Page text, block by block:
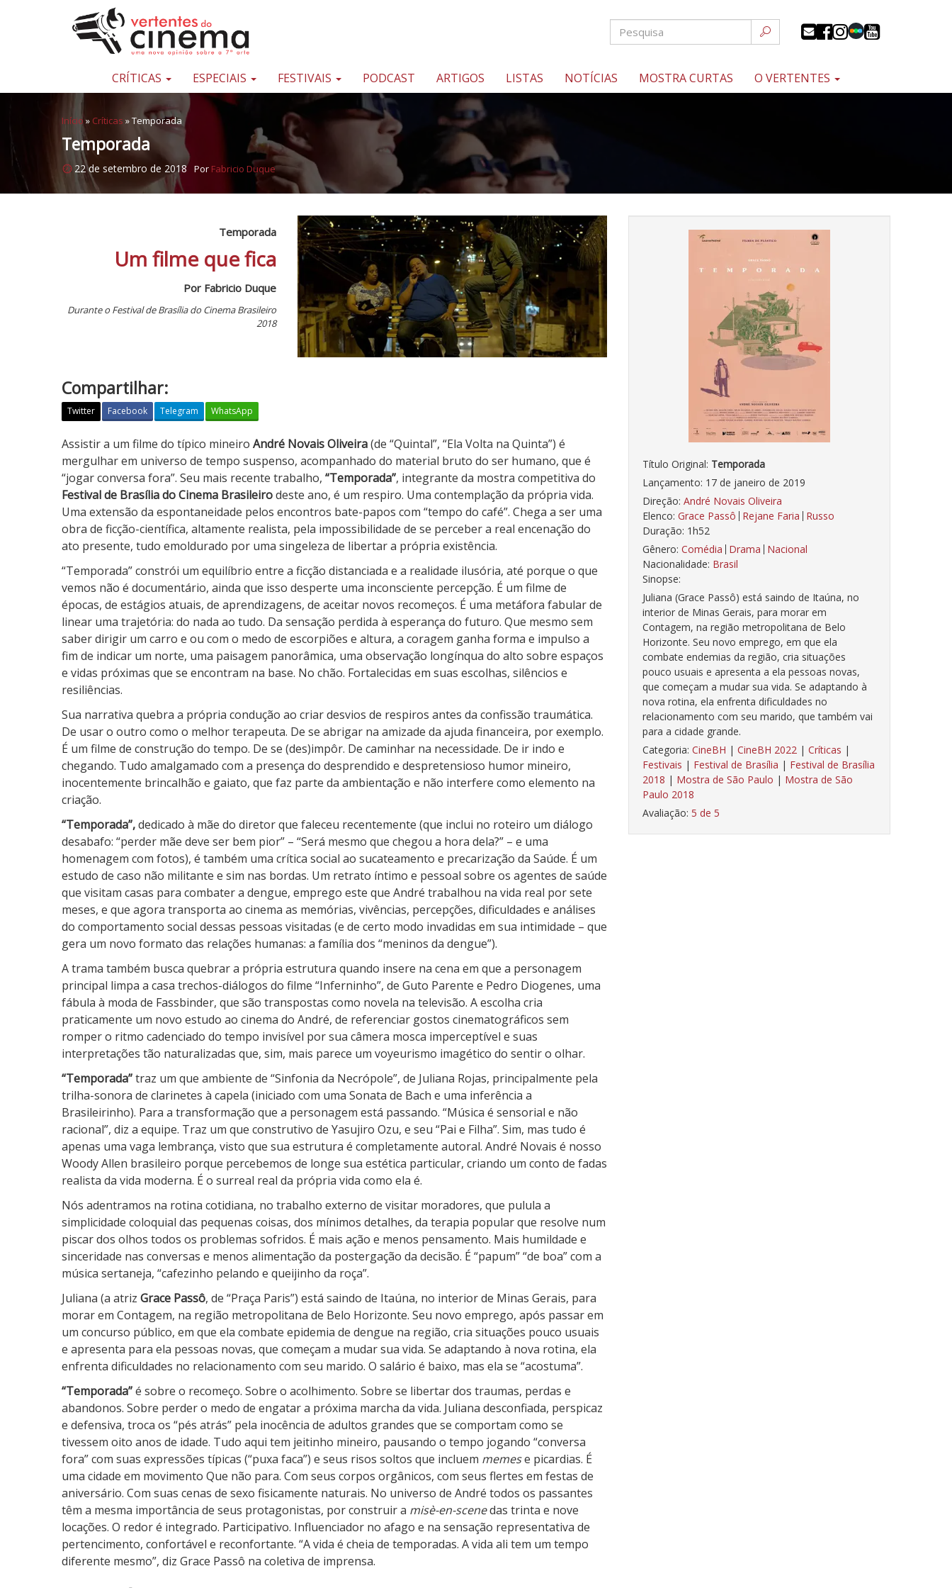
Pular para o conteúdo
Uma
sobre
sétima
arte
CRÍTICAS ESPECIAIS FESTIVAIS PODCAST ARTIGOS LISTAS NOTÍCIAS MOSTRA CURTAS O VERTENTES
Início » Críticas »Temporada
Temporada
22 de setembro de 2018 Por Fabricio Duque
Título Original: Temporada
Lançamento: 17 de janeiro de 2019
Direção: André Novais Oliveira
Elenco: Grace Passô Rejane Faria Russo
Duração: 1h52
Gênero: Comédia Drama Nacional
Nacionalidade: Brasil
Sinopse:
Juliana (Grace Passô) está saindo de Itaúna, no
interior de Minas Gerais, para morar em
Contagem, na região metropolitana de Belo
Horizonte. Seu novo emprego, em que ela
combate endemias da região, cria situações
pouco usuais e apresenta a ela pessoas novas,
que começam a mudar sua vida. Se adaptando à
nova rotina, ela enfrenta dificuldades no
relacionamento com seu marido, que também vai
para a cidade grande.
Categoria: CineBH | CineBH 2022 | Críticas |
Festivais | Festival de Brasília | Festival de Brasília
2018 | Mostra de São Paulo | Mostra de São
Paulo 2018
Avaliação: 5 de 5
Temporada
Um filme que fica
Por Fabricio Duque
Durante o Festival de Brasília do Cinema Brasileiro
2018
Compartilhar:
Twitter Facebook Telegram WhatsApp
T
e
m
p
o
r
a
d
Assistir a um filme do típico mineiro André Novais Oliveira(de “Quintal”, “Ela Volta na Quinta”) é
mergulhar em universo de tempo suspenso, acompanhado do material bruto do ser humano, que é
“jogar conversa fora”. Seu mais recente trabalho, “Temporada”, integrante da mostra competitiva do
Festival de Brasília do Cinema Brasileirodeste ano, é um respiro. Uma contemplação da própria vida.
Uma extensão da espontaneidade pelos encontros bate-papos com “tempo do café”. Chega a ser uma
obra de ficção-científica, altamente realista, pela impossibilidade de se perceber a real encenação do
ato presente, tudo emoldurado por uma singeleza de libertar a própria existência.
“Temporada” constrói um equilíbrio entre a ficção distanciada e a realidade ilusória, até porque o que
vemos não é documentário, ainda que isso desperte uma inconsciente percepção. É um filme de
épocas, de estágios atuais, de aprendizagens, de aceitar novos recomeços. É uma metáfora fabular de
linear uma trajetória: do nada ao tudo. Da sensação perdida à esperança do futuro. Que mesmo sem
saber dirigir um carro e ou com o medo de escorpiões e altura, a coragem ganha forma e impulso a
fim de indicar um norte, uma paisagem panorâmica, uma observação longínqua do alto sobre espaços
e vidas próximas que se encontram na base. No chão. Fortalecidas em suas escolhas, silêncios e
resiliências.
Sua narrativa quebra a própria condução ao criar desvios de respiros antes da confissão traumática.
De usar o outro como o melhor terapeuta. De se abrigar na amizade da ajuda financeira, por exemplo.
É um filme de construção do tempo. De se (des)impôr. De caminhar na necessidade. De ir indo e
chegando. Tudo amalgamado com a presença do desprendido e despretensioso humor mineiro,
inocentemente brincalhão e gaiato, que faz parte da ambientação e não interfere como elemento na
criação.
“Temporada”,dedicado à mãe do diretor que faleceu recentemente (que inclui no roteiro um diálogo
desabafo: “perder mãe deve ser bem pior” – “Será mesmo que chegou a hora dela?” – e uma
homenagem com fotos), é também uma crítica social ao sucateamento e precarização da Saúde. É um
estudo de caso não militante e sim nas bordas. Um retrato íntimo e pessoal sobre os agentes de saúde
que visitam casas para combater a dengue, emprego este que André trabalhou na vida real por sete
meses, e que agora transporta ao cinema as memórias, vivências, percepções, dificuldades e análises
do comportamento social dessas pessoas visitadas (e de certo modo invadidas em sua intimidade – que
gera um novo formato das relações humanas: a família dos “meninos da dengue”).
A trama também busca quebrar a própria estrutura quando insere na cena em que a personagem
principal limpa a casa trechos-diálogos do filme “Inferninho”, de Guto Parente e Pedro Diogenes, uma
fábula à moda de Fassbinder, que são transpostas como novela na televisão. A escolha cria
praticamente um novo estudo ao cinema do André, de referenciar gostos cinematográficos sem
romper o ritmo cadenciado do tempo invisível por sua câmera mosca imperceptível e suas
interpretações tão naturalizadas que, sim, mais parece um voyeurismo imagético do sentir o olhar.
“Temporada”traz um que ambiente de “Sinfonia da Necrópole”, de Juliana Rojas, principalmente pela
trilha-sonora de clarinetes à capela (iniciado com uma Sonata de Bach e uma inferência a
Brasileirinho). Para a transformação que a personagem está passando. “Música é sensorial e não
racional”, diz a equipe. Traz um que construtivo de Yasujiro Ozu, e seu “Pai e Filha”. Sim, mas tudo é
apenas uma vaga lembrança, visto que sua estrutura é completamente autoral. André Novais é nosso
Woody Allen brasileiro porque percebemos de longe sua estética particular, criando um conto de fadas
realista da vida moderna. É o surreal real da própria vida como ela é.
Nós adentramos na rotina cotidiana, no trabalho externo de visitar moradores, que pulula a
simplicidade coloquial das pequenas coisas, dos mínimos detalhes, da terapia popular que resolve num
piscar dos olhos todos os problemas sofridos. É mais ação e menos pensamento. Mais humildade e
sinceridade nas conversas e menos alimentação da postergação da decisão. É “papum” “de boa” com a
música sertaneja, “cafezinho pelando e queijinho da roça”.
Juliana (a atriz Grace Passô, de “Praça Paris”) está saindo de Itaúna, no interior de Minas Gerais, para
morar em Contagem, na região metropolitana de Belo Horizonte. Seu novo emprego, após passar em
um concurso público, em que ela combate epidemia de dengue na região, cria situações pouco usuais
e apresenta para ela pessoas novas, que começam a mudar sua vida. Se adaptando à nova rotina, ela
enfrenta dificuldades no relacionamento com seu marido. O salário é baixo, mas ela se “acostuma”.
“Temporada”é sobre o recomeço. Sobre o acolhimento. Sobre se libertar dos traumas, perdas e
abandonos. Sobre perder o medo de engatar a próxima marcha da vida. Juliana desconfiada, perspicaz
e defensiva, troca os “pés atrás” pela inocência de adultos grandes que se comportam como se
tivessem oito anos de idade. Tudo aqui tem jeitinho mineiro, pausando o tempo jogando “conversa
fora” com suas expressões típicas (“puxa faca”) e seus risos soltos que incluem memese picardias. É
uma cidade em movimento Que não para. Com seus corpos orgânicos, com seus flertes em festas de
aniversário. Com suas cenas de sexo fisicamente naturais. No universo de André todos os passantes
têm a mesma importância de seus protagonistas, por construir a misè-en-scenedas trinta e nove
locações. O redor é integrado. Participativo. Influenciador no afago e na sensação representativa de
pertencimento, confortável e reconfortante. “A vida é cheia de temporadas. A vida ali tem um tempo
diferente mesmo”, diz Grace Passô na coletiva de imprensa.